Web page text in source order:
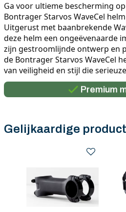
Ga voor ultieme bescherming
Bontrager Starvos WaveCel
Uitgerust met baanbrekende
deze helm een ongeëvenaarde
zijn gestroomlijnde ontwerp en
de Bontrager Starvos WaveCel
van veiligheid en stijl die
Persoonlijk
Gratis verzending in
Premium
Gelijkaardige